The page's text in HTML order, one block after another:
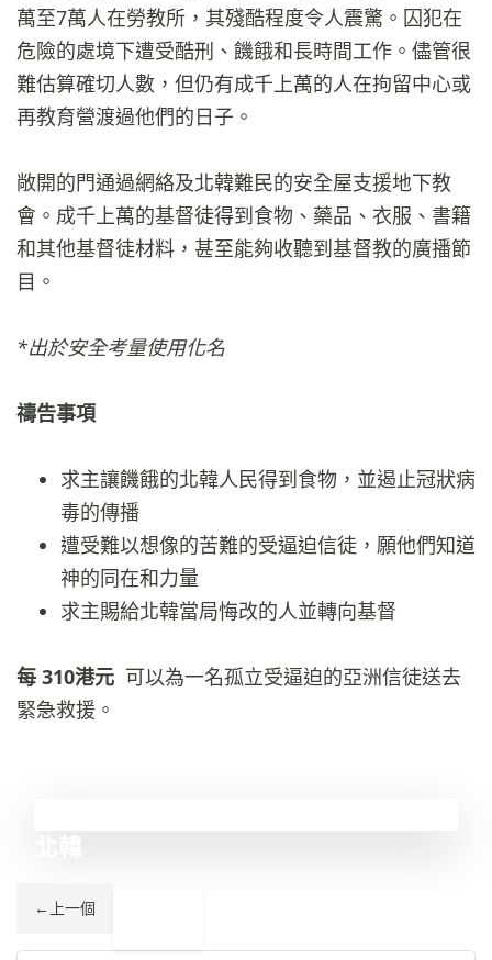
萬至7萬人在勞教所，其殘酷程度令人震驚。囚犯在
危險的處境下遭受​​酷刑、饑餓和長時間工作。儘管很
難估算確切人數，但仍有成千上萬的人在拘留中心或
再教育營渡過他們的日子。
敞開的門通過網絡及北韓難民的安全屋支援地下教
會。成千上萬的基督徒得到食物、藥品、衣服、書籍
和其他基督徒材料，甚至能夠收聽到基督教的廣播節
目。
*出於安全考量使用化名
禱告事項
求主讓饑餓的北韓人民得到食物，並遏止冠狀病
毒的傳播
遭受難以想像的苦難的受逼迫信徒，願他們知道
神的同在和力量
求主賜給北韓當局悔改的人並轉向基督
每 310港元 可以為一名孤立受逼迫的亞洲信徒送去
緊急救援。
← 上一個